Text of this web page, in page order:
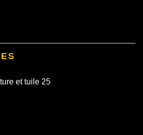
et tuile 25